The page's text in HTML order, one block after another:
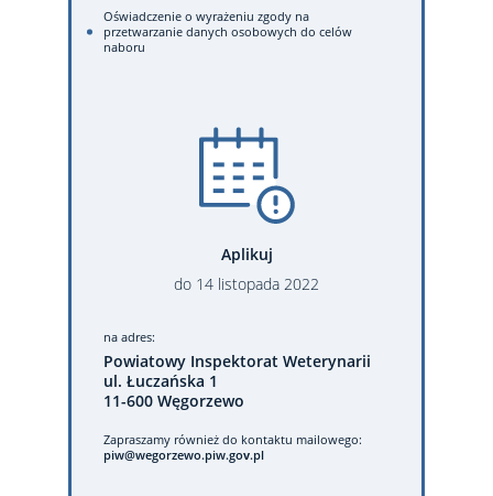
Oświadczenie o wyrażeniu zgody na
przetwarzanie danych osobowych do celów
naboru
Aplikuj
do 14 listopada 2022
na adres:
Powiatowy Inspektorat Weterynarii
ul. Łuczańska 1
11-600 Węgorzewo
Zapraszamy również do kontaktu mailowego:
piw@wegorzewo.piw.gov.pl